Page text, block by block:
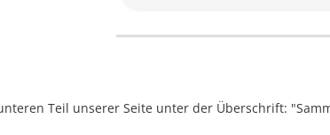
Teil unserer Seite unter der Überschrift: